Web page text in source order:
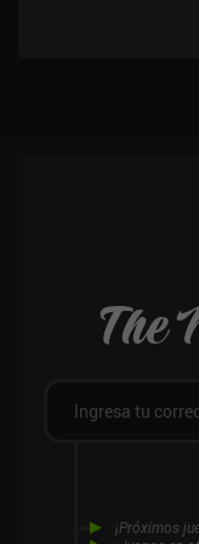
perder rápidamente un corazón. Desde la
aumenta las
proporcionando una gran ventaja. Hero
través de iAPs y
de unidades. Esto da
realmente
sugiero que te lo saltes.
The
¡Próximos